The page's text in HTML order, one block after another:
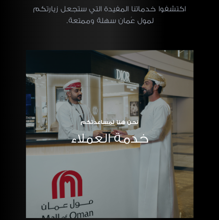
اكتشفوا خدماتنا المفيدة التي ستجعل زيارتكم
لمول عُمان سهلة وممتعة.
نحن هنا لمساعدتكم
خدمة العملاء